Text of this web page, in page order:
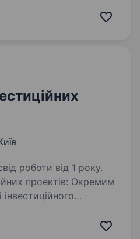
фахівці, які
роботи від 1 року.
Окремим
зарубіжна та